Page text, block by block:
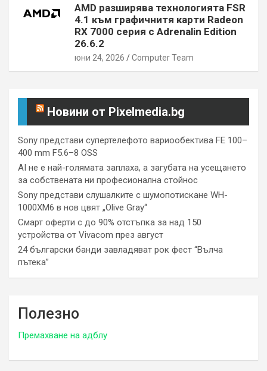
AMD разширява технологията FSR
4.1 към графичнитя карти Radeon
RX 7000 серия с Adrenalin Edition
26.6.2
юни 24, 2026 Computer Team
Новини от Pixelmedia.bg
Sony представи супертелефото вариообектива FE 100–
400 mm F5.6–8 OSS
AI не е най-голямата заплаха, а загубата на усещането
за собствената ни професионална стойнос
Sony представи слушалките с шумопотискане WH-
1000XM6 в нов цвят „Olive Gray“
Смарт оферти с до 90% отстъпка за над 150
устройства от Vivacom през август
24 български банди завладяват рок фест “Вълча
пътека”
Полезно
Премахване на адблу